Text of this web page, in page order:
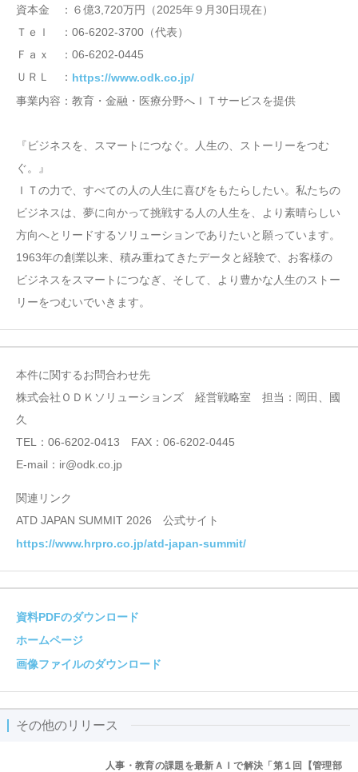
資本金 ：６億3,720万円（2025年９月30日現在）
Ｔｅｌ ：06-6202-3700（代表）
Ｆａｘ ：06-6202-0445
ＵＲＬ ： https://www.odk.co.jp/
事業内容：教育・金融・医療分野へＩＴサービスを提供
『ビジネスを、スマートにつなぐ。人生の、ストーリーをつむ
ぐ。』
ＩＴの力で、すべての人の人生に喜びをもたらしたい。私たちの
ビジネスは、夢に向かって挑戦する人の人生を、より素晴らしい
方向へとリードするソリューションでありたいと願っています。
1963年の創業以来、積み重ねてきたデータと経験で、お客様の
ビジネスをスマートにつなぎ、そして、より豊かな人生のストー
リーをつむいでいきます。
本件に関するお問合わせ先
株式会社ＯＤＫソリューションズ 経営戦略室 担当：岡田、國
久
TEL：06-6202-0413 FAX：06-6202-0445
E-mail：ir@odk.co.jp
関連リンク
ATD JAPAN SUMMIT 2026 公式サイト
https://www.hrpro.co.jp/atd-japan-summit/
資料PDFのダウンロード
ホームページ
画像ファイルのダウンロード
その他のリリース
人事・教育の課題を最新ＡＩで解決「第１回【管理部